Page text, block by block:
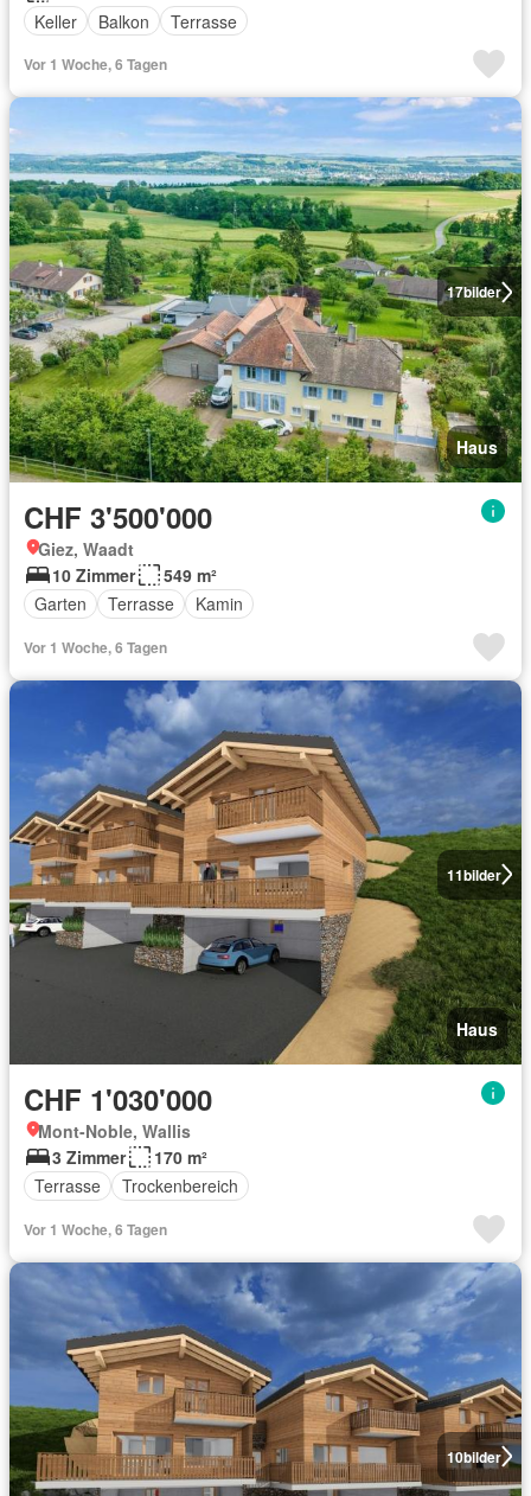
Keller
Balkon Terrasse
Vor 1 Woche, 6 Tagen
17bilder
Haus
CHF 3'500'000
Giez, Waadt
10 Zimmer
549 m²
Garten
Terrasse Kamin
Vor 1 Woche, 6 Tagen
11bilder
Haus
CHF 1'030'000
Mont-Noble, Wallis
3 Zimmer
170 m²
Terrasse
Trockenbereich
Vor 1 Woche, 6 Tagen
10bilder